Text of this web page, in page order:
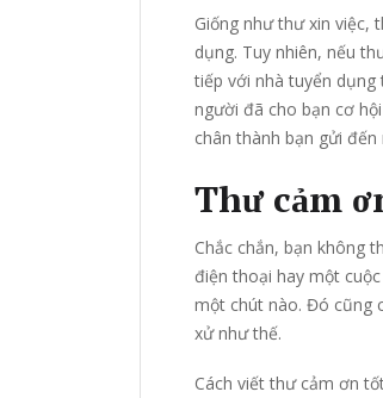
Giống như thư xin việc,
dụng. Tuy nhiên, nếu
tiếp với nhà tuyển
người đã cho bạn cơ
chân thành bạn gửi
Thư cảm
Chắc chắn, bạn không
điện thoại hay một
một chút nào. Đó cũng
xử như thế.
Cách viết thư cảm ơn